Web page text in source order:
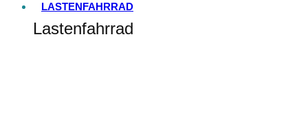
LASTENFAHRRAD
Lastenfahrrad